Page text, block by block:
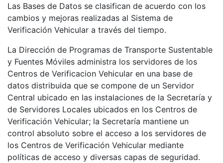
Las Bases de Datos se clasifican de acuerdo con los
cambios y mejoras realizadas al Sistema de
Verificación Vehicular a través del tiempo.
La Dirección de Programas de Transporte Sustentable
y Fuentes Móviles administra los servidores de los
Centros de Verificacion Vehicular en una base de
datos distribuida que se compone de un Servidor
Central ubicado en las instalaciones de la Secretaría y
de Servidores Locales ubicados en los Centros de
Verificación Vehicular; la Secretaría mantiene un
control absoluto sobre el acceso a los servidores de
los Centros de Verificación Vehicular mediante
políticas de acceso y diversas capas de seguridad.